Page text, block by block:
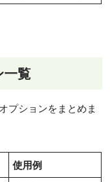
一覧
プションをまとめま
使用例